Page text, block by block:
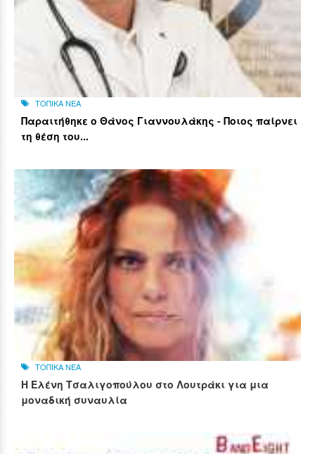
ΤΟΠΙΚΑ ΝΕΑ
Παραιτήθηκε ο Θάνος Γιαννουλάκης - Ποιος παίρνει
τη θέση του...
ΤΟΠΙΚΑ ΝΕΑ
Η Ελένη Τσαλιγοπούλου στο Λουτράκι για μια
μοναδική συναυλία